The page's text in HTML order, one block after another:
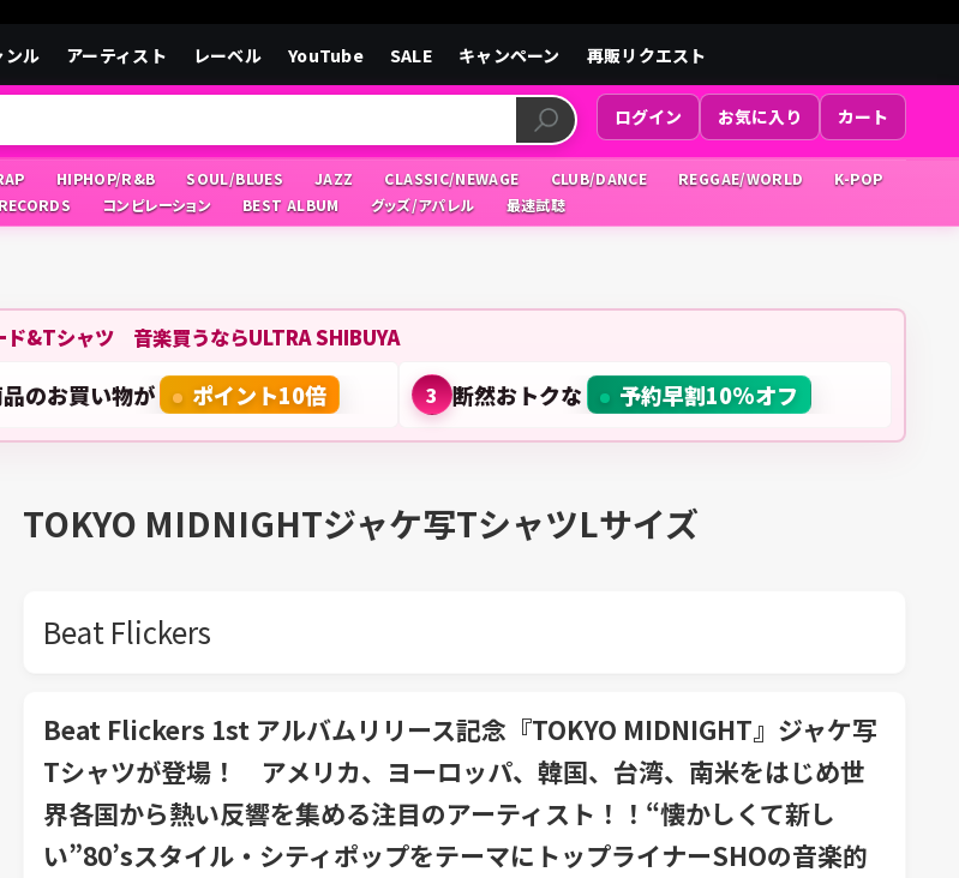
ンル アーティスト レーベル YouTube SALE キャンペーン 再販リクエスト
ログイン お気に入り カート
HIPHOP/R&B SOUL/BLUES JAZZ CLASSIC/NEWAGE CLUB/DANCE REGGAE/WORLD
K-POP
コンピレーション BEST ALBUM グッズ/アパレル 最速試聴
ド&Tシャツ 音楽買うならULTRA SHIBUYA
のお買い物が ポイント10倍 3 断然おトクな 予約早割10%オフ
TOKYO MIDNIGHTジャケ写TシャツLサイズ
Beat Flickers
Beat Flickers 1st アルバムリリース記念『TOKYO MIDNIGHT』ジャケ写
Tシャツが登場！ アメリカ、ヨーロッパ、韓国、台湾、南米をはじめ世
界各国から熱い反響を集める注目のアーティスト！！“懐かしくて新し
い”80’sスタイル・シティポップをテーマにトップライナーSHOの音楽的